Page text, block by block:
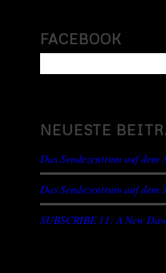
FACEBOOK
NEUESTE
Das Sendezentrum auf dem
Das Sendezentrum auf dem
SUBSCRIBE 11: A New